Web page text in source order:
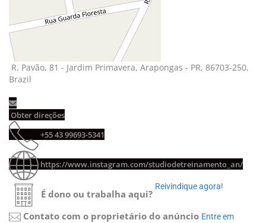
R. Pavão, 81 - Jardim Primavera, Arapongas - PR, 86703-250,
Brazil
Obter direções
+55 43 99693-5341
https://www.instagram.com/studiodetreinamento_an/
É dono ou trabalha aqui?
Reivindique agora!
Contato com o proprietário do anúncio Entre em